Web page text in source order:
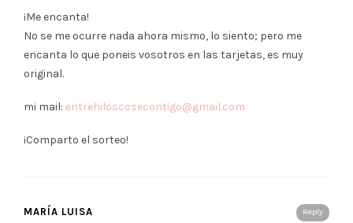
¡Me encanta!
No se me ocurre nada ahora mismo, lo siento; pero me
encanta lo que poneis vosotros en las tarjetas, es muy
original.
mi mail: entrehiloscosecontigo@gmail.com
¡Comparto el sorteo!
Reply
MARÍA LUISA